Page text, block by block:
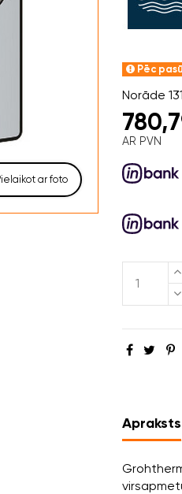
ar foto
Pēc
Norāde
AR PVN
Apraksts